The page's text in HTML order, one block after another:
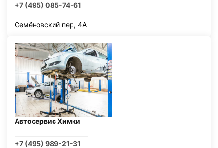
+7 (495) 085-74-61
Семёновский пер, 4А
Автосервис Химки
+7 (495) 989-21-31